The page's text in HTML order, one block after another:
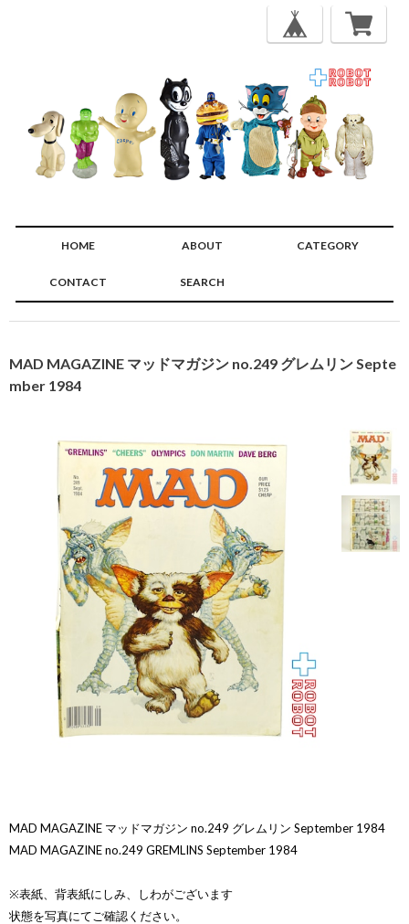
HOME ABOUT CATEGORY
CONTACT SEARCH
MAD MAGAZINE マッドマガジン no.249 グレムリン Septe
mber 1984
MAD MAGAZINE マッドマガジン no.249 グレムリン September 1984
MAD MAGAZINE no.249 GREMLINS September 1984
※表紙、背表紙にしみ、しわがございます
状態を写真にてご確認ください。